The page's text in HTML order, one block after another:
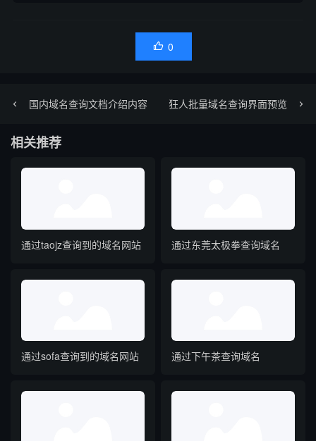
 0
国内域名查询文档介绍内容 狂人批量域名查询界面预览
相关推荐
通过taojz查询到的域名网站 通过东莞太极拳查询域名
通过sofa查询到的域名网站 通过下午茶查询域名